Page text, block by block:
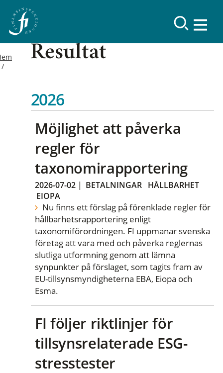
Resultat
2026
Möjlighet att påverka
regler för
taxonomirapportering
2026-07-02 | BETALNINGAR HÅLLBARHET
EIOPA
Nu finns ett förslag på förenklade regler för
hållbarhetsrapportering enligt
taxonomiförordningen. FI uppmanar svenska
företag att vara med och påverka reglernas
slutliga utformning genom att lämna
synpunkter på förslaget, som tagits fram av
EU-tillsynsmyndigheterna EBA, Eiopa och
Esma.
FI följer riktlinjer för
tillsynsrelaterade ESG-
stresstester